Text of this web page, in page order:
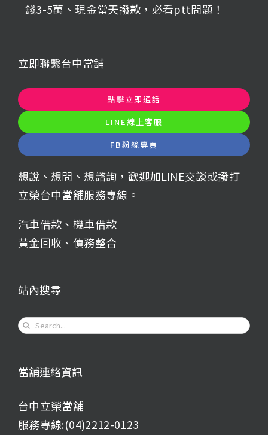
錢3-5萬、現金當天撥款，必看ptt問題！
立即聯繫台中當舖
點擊立即通話
LINE線上客服
FB粉絲專頁
想說、想問、想諮詢，歡迎加LINE交談或撥打
立榮台中當舖服務專線。
汽車借款 、 機車借款
黃金回收 、 債務整合
站內搜尋
Search
當舖連絡資訊
台中立榮當舖
服務專線:(04)2212-0123